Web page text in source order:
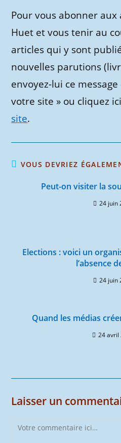
Pour vous abonner
Huet et vous tenir au
articles qui y sont
nouvelles parutions
envoyez-lui ce
votre site » ou cliquez
site.
VOUS DEVRIEZ
Peut-on visiter la
24 juin
Elections : voici un
l’absence
24 juin
Quand les médias
24 avril
Laisser un
Comment